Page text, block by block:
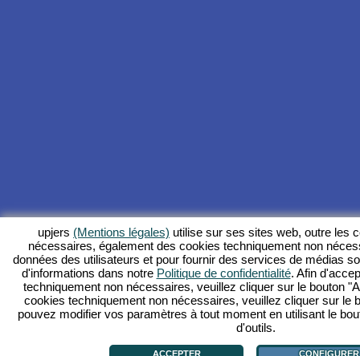
upjers (Mentions légales) utilise sur ses sites web, outre les
nécessaires, également des cookies techniquement non
données des utilisateurs et pour fournir des services de médias
d'informations dans notre Politique de confidentialité. Afin
techniquement non nécessaires, veuillez cliquer sur le bouton
cookies techniquement non nécessaires, veuillez cliquer sur le
pouvez modifier vos paramètres à tout moment en utilisant le
d'outils.
ACCEPTER CONFIGURER